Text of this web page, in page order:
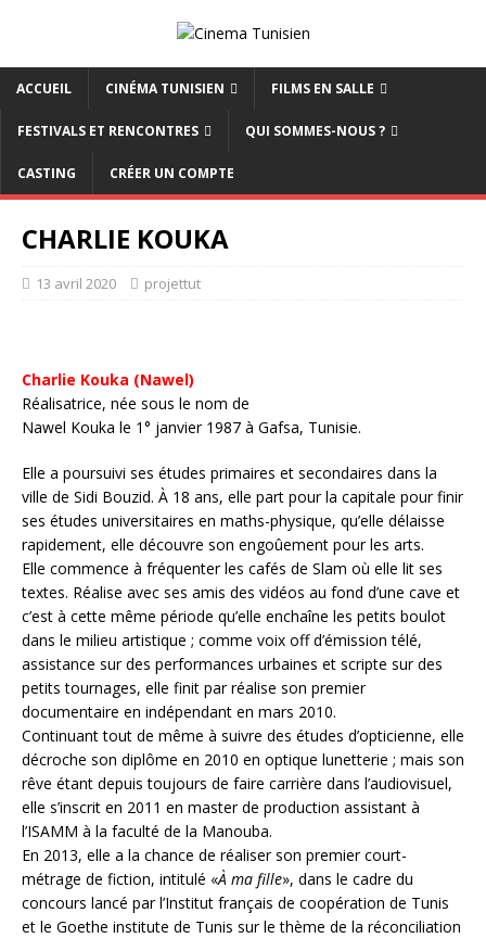
ACCUEIL CINÉMA TUNISIEN FILMS EN SALLE
FESTIVALS ET RENCONTRES QUI SOMMES-NOUS ?
CASTING CRÉER UN COMPTE
CHARLIE KOUKA
13 avril 2020 projettut
Charlie Kouka (Nawel)
Réalisatrice, née sous le nom de
Nawel Kouka le 1° janvier 1987 à Gafsa, Tunisie.
Elle a poursuivi ses études primaires et secondaires dans la
ville de Sidi Bouzid. À 18 ans, elle part pour la capitale pour finir
ses études universitaires en maths-physique, qu’elle délaisse
rapidement, elle découvre son engoûement pour les arts.
Elle commence à fréquenter les cafés de Slam où elle lit ses
textes. Réalise avec ses amis des vidéos au fond d’une cave et
c’est à cette même période qu’elle enchaîne les petits boulot
dans le milieu artistique ; comme voix off d’émission télé,
assistance sur des performances urbaines et scripte sur des
petits tournages, elle finit par réalise son premier
documentaire en indépendant en mars 2010.
Continuant tout de même à suivre des études d’opticienne, elle
décroche son diplôme en 2010 en optique lunetterie ; mais son
rêve étant depuis toujours de faire carrière dans l’audiovisuel,
elle s’inscrit en 2011 en master de production assistant à
l’ISAMM à la faculté de la Manouba.
En 2013, elle a la chance de réaliser son premier court-
métrage de fiction, intitulé «À ma fille», dans le cadre du
concours lancé par l’Institut français de coopération de Tunis
et le Goethe institute de Tunis sur le thème de la réconciliation